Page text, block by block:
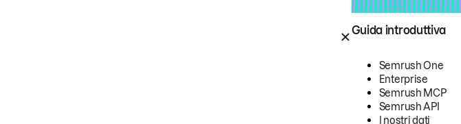
Guida introduttiva
Semrush One
Enterprise
Semrush MCP
Semrush API
I nostri dati